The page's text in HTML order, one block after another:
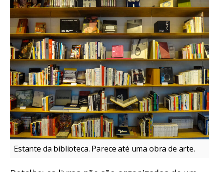
Estante da biblioteca. Parece até uma obra de arte.